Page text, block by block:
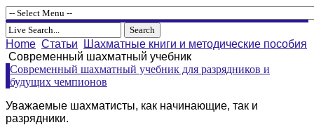
Home Статьи
Шахматные книги и методические пособия
Современный шахматный учебник
Современный шахматный учебник для разрядников и
будущих чемпионов
Уважаемые шахматисты, как начинающие, так и
разрядники.